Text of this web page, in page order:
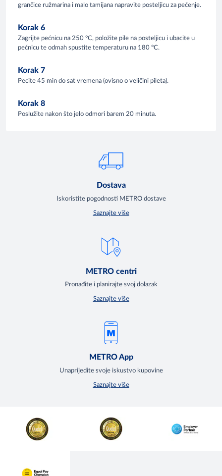
grančice ružmarina i malo tamijana napravite posteljicu za pečenje.
Korak 6
Zagrijte pećnicu na 250 °C, položite pile na posteljicu i ubacite u
pećnicu te odmah spustite temperaturu na 180 °C.
Korak 7
Pecite 45 min do sat vremena (ovisno o veličini pileta).
Korak 8
Poslužite nakon što jelo odmori barem 20 minuta.
Dostava
Iskoristite pogodnosti METRO dostave
Saznajte više
METRO centri
Pronađite i planirajte svoj dolazak
Saznajte više
METRO App
Unaprijedite svoje iskustvo kupovine
Saznajte više